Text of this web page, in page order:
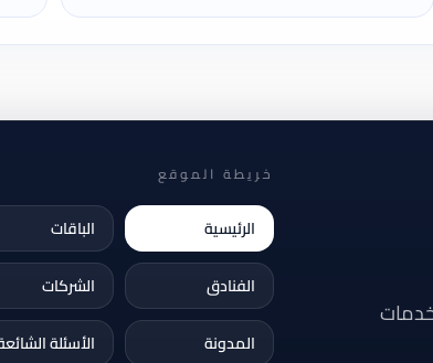
خريطة الموقع
الرئيسية
الباقات
الفنادق
الشركات
المدونة
الأسئلة